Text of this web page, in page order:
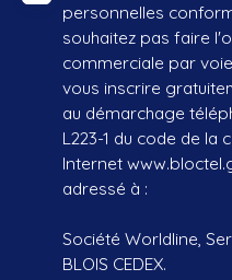
personnelles
souhaitez pas faire
commerciale par
vous inscrire
au démarchage
L223-1 du code de la
Internet
adressé à :
Société Worldline,
BLOIS CEDEX.